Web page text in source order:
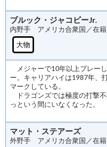
ブルック・ジャコビーJr.
内野手 アメリカ合衆国／在
大物
メジャーで10年以上プレー
ー。キャリアハイは1987年、
マークしている。
ドラゴンズでは極度の打撃
っという間にいなくなった。
マット・ステアーズ
外野手 アメリカ合衆国／在